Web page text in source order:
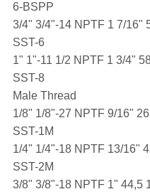
6-BSPP
3/4" 3/4"-14 NPTF 1 7/16"
SST-6
1" 1"-11 1/2 NPTF 1 3/4"
SST-8
Male Thread
1/8" 1/8"-27 NPTF 9/16"
SST-1M
1/4" 1/4"-18 NPTF 13/16"
SST-2M
3/8" 3/8"-18 NPTF 1" 44,5